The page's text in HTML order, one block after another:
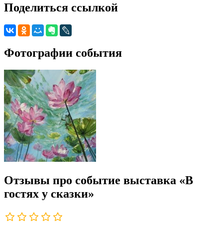
Поделиться ссылкой
Фотографии события
Отзывы про событие выставка «В
гостях у сказки»